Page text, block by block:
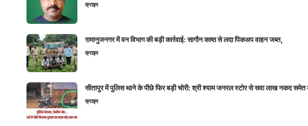
क्राइम
रामानुजनगर में वन विभाग की बड़ी कार्रवाई: सागौन काष्ठ से लदा पिकअप वाहन जब्त,
क्राइम
सीतापुर में पुलिस थाने के पीछे फिर बड़ी चोरी: श्री श्याम जनरल स्टोर से सवा लाख नकद समेत
क्राइम